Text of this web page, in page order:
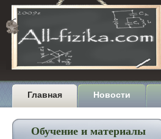
Главная Новости
Обучение и материалы